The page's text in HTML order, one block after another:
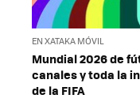
EN XATAKA MÓVIL
Mundial 2026 de
canales y toda la
de la FIFA